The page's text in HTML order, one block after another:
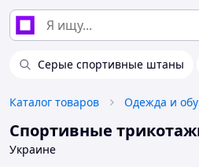
Серые спортивные штаны
Каталог товаров Одежда и
Спортивные
Украине